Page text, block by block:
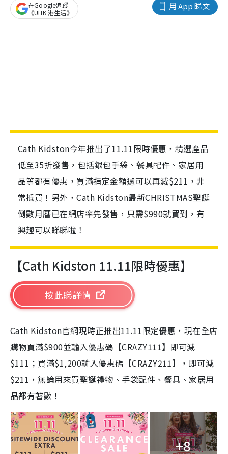
用 App 睇文
在Google追蹤
《UHK 港生活》
Cath Kidston今年推出了11.11限時優惠，精選產品
低至35折發售，包括銀包手袋、餐具配件、家居用
品等都有優惠，買滿指定金額還可以再減$211，非
常抵買！另外，Cath Kidston最新CHRISTMAS聖誕
倒數月曆已在網店率先發售，只需$990就買到，有
興趣可以睇睇啦！
【Cath Kidston 11.11限時優惠】
按此睇詳情
Cath Kidston官網現時正推出11.11限定優惠，現在全店
購物買滿$900並輸入優惠碼【CRAZY111】即可減
$111；買滿$1,200輸入優惠碼【CRAZY211】，即可減
$211，無論用來買聖誕禮物、手袋配件、餐具、家居用
品都有著數！
+8